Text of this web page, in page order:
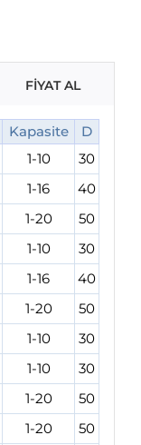
FİYAT AL
Kapasite
D
1-10
30
1-16
40
1-20
50
1-10
30
1-16
40
1-20
50
1-10
30
1-10
30
1-20
50
1-20
50